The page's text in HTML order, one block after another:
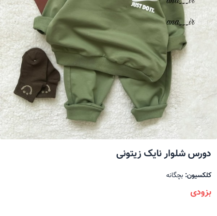
دورس شلوار نایک زیتونی
کلکسیون: بچگانه
بزودی